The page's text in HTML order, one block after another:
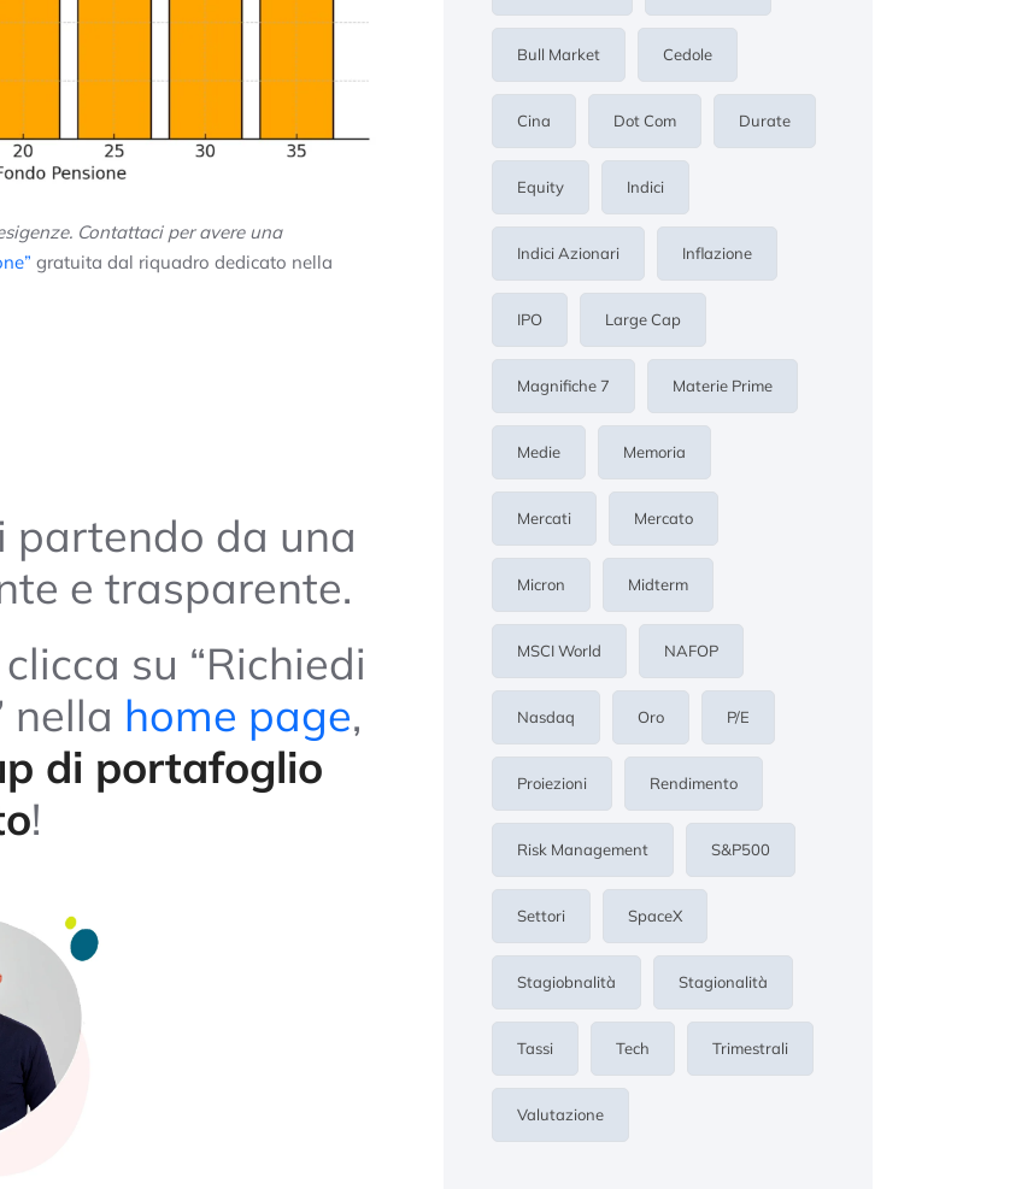
Contattaci per avere una
gratuita dal riquadro dedicato nella
partendo da una
e trasparente.
su “Richiedi
nella home page,
di portafoglio
!
Bull Market Cedole
Cina Dot Com Durate
Equity Indici
Indici Azionari Inflazione
IPO Large Cap
Magnifiche 7 Materie Prime
Medie Memoria
Mercati Mercato
Micron Midterm
MSCI World NAFOP
Nasdaq Oro P/E
Proiezioni Rendimento
Risk Management S&p500
Settori SpaceX
Stagiobnalità Stagionalità
Tassi Tech Trimestrali
Valutazione